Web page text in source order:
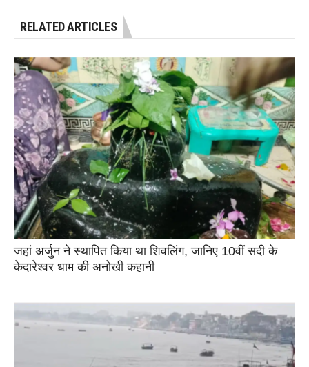
RELATED ARTICLES
जहां अर्जुन ने स्थापित किया था शिवलिंग, जानिए 10वीं सदी के
केदारेश्वर धाम की अनोखी कहानी